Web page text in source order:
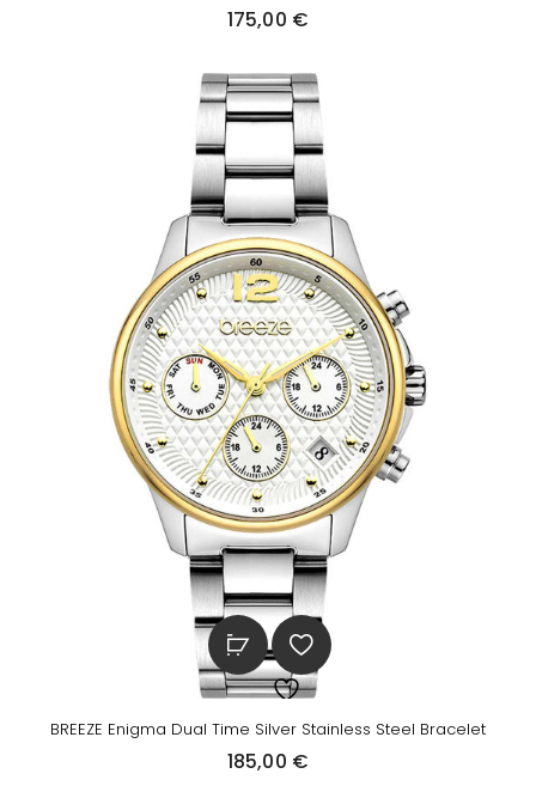
175,00 €
BREEZE Enigma Dual Time Silver Stainless Steel Bracelet
185,00 €